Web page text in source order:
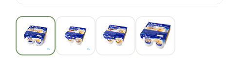
View larger imageView larger imageView larger imageView larger image